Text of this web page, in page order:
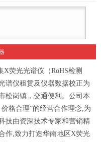
X荧光光谱仪（RoHS检测
谱仪租赁及仪器数据校正为
松岗镇，交通便利。公司本
格合理”的经营合作理念,为
技由资深技术专家和营销精
作,致力打造华南地区X荧光